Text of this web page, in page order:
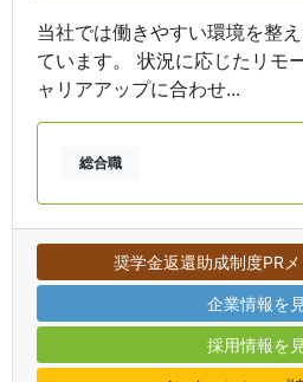
当社では働きやすい環境を整
ています。 状況に応じたリモ
ャリアアップに合わせ...
総合職
奨学金返還助成制度PR
企業情報を
採用情報を